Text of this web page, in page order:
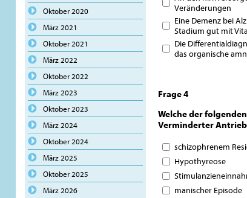
Oktober 2020
März 2021
Oktober 2021
März 2022
Oktober 2022
März 2023
Oktober 2023
März 2024
Oktober 2024
März 2025
Oktober 2025
März 2026